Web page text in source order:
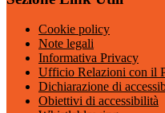
Cookie policy
Note legali
Informativa Privacy
Ufficio Relazioni con il
Dichiarazione di
Obiettivi di accessibilità